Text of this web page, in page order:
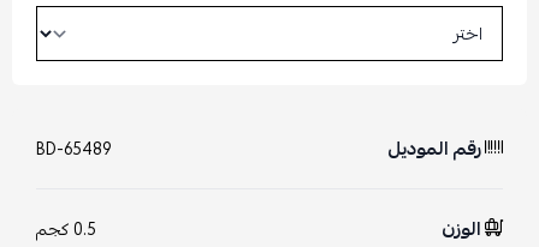
رقم الموديل BD-65489
الوزن 0.5 كجم